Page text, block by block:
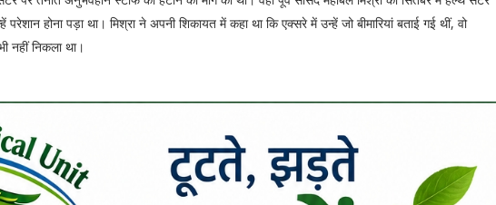
होना पड़ा था। मिश्रा ने अपनी शिकायत में कहा था कि एक्सरे में उन्हें जो बीमारियां बताई गई थीं, वो
नहीं निकला था।